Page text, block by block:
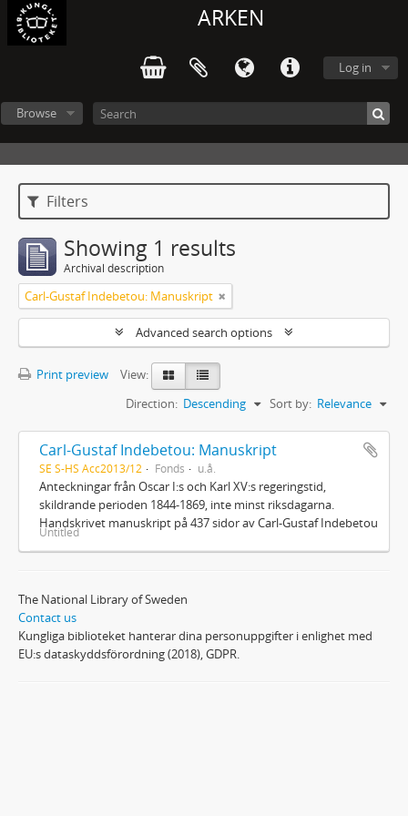
ARKEN
Log in
Browse
Filters
Showing 1 results
Archival description
Carl-Gustaf Indebetou: Manuskript
Advanced search options
Print preview
View:
Sort by: Relevance
Direction: Descending
Carl-Gustaf Indebetou: Manuskript
SE S-HS Acc2013/12 Fonds u.å.
Anteckningar från Oscar I:s och Karl XV:s regeringstid,
skildrande perioden 1844-1869, inte minst riksdagarna.
Handskrivet manuskript på 437 sidor av Carl-Gustaf Indebetou
Untitled
The National Library of Sweden
Contact us
Kungliga biblioteket hanterar dina personuppgifter i enlighet med
EU:s dataskyddsförordning (2018), GDPR.